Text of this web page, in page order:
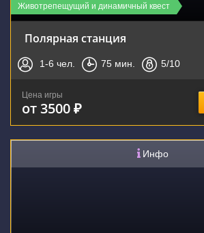
Животрепещущий и динамичный квест
Полярная станция
1-6 чел. 75 мин. 5/10
Цена игры
от 3500 ₽
Инфо